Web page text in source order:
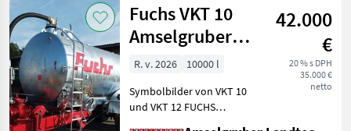
Sei
polievanie
/ Fuchs
Fuchs VKT 10
Amselgruber
EDITION
42.000
€
20 % s DPH
35.000 €
netto
R. v. 2026
10000 l
Symbolbilder von VKT 10
und VKT 12 FUCHS